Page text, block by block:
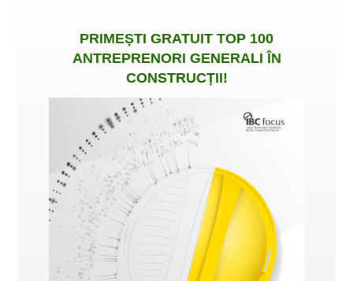
PRIMEȘTI GRATUIT TOP 100
ANTREPRENORI GENERALI ÎN
CONSTRUCȚII!